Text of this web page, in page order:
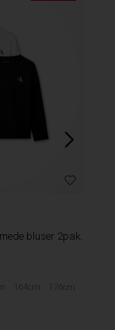
bluser 2pak.
164cm 176cm